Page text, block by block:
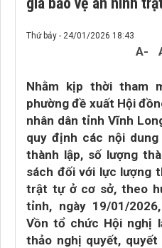
Thứ bảy - 24/01/2026 18:43
A-
Nhằm kịp thời tham
phường đề xuất Hội
nhân dân tỉnh Vĩnh
quy định các nội
thành lập, số lượng
sách đối với lực lượng
trật tự ở cơ sở, theo
tỉnh, ngày 19/01/
Vồn tổ chức Hội nghị
thảo nghị quyết,